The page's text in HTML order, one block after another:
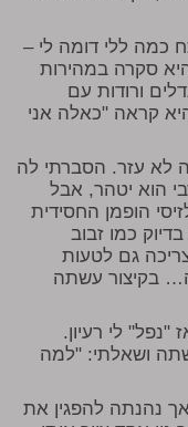
כמה ללי דומה לי –
סקרה במהירות
ורודות עם
קראה "כאלה אני
לא עזר. הסברתי לה
הוא יטהר, אבל
הופמן החסידית
כמו זבוב
גם לטעות
בקיצור עשתה
"נפל" לי רעיון.
ושאלתי: "למה
נהנתה להפגין את